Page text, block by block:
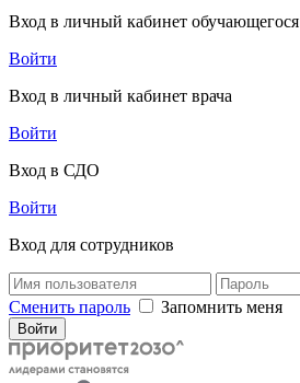
Вход в личный кабинет обучающегося
Войти
Вход в личный кабинет врача
Войти
Вход в СДО
Войти
Вход для сотрудников
Сменить пароль Запомнить меня